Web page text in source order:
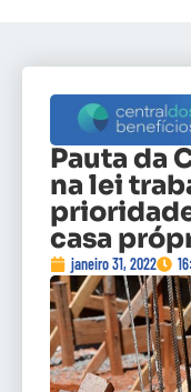
Pauta da
na lei
casa
janeiro 31, 2022